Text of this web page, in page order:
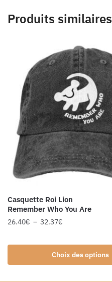
Produits similaires
Casquette Roi Lion
Remember Who You Are
26.40€ – 32.37€
Choix des options